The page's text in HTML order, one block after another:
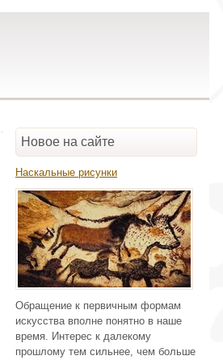
Новое на сайте
Наскальные рисунки
Обращение к первичным формам
искусства вполне понятно в наше
время. Интерес к далекому
прошлому тем сильнее, чем больше